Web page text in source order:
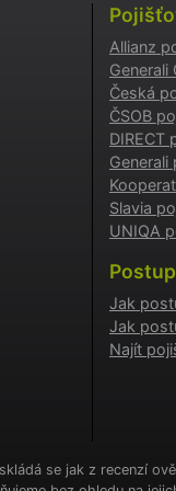
Allianz
Generali
Česká
ČSOB
DIRECT
Generali
Slavia
UNIQA
Jak
Jak
Najít
se jak z recenzí
testing